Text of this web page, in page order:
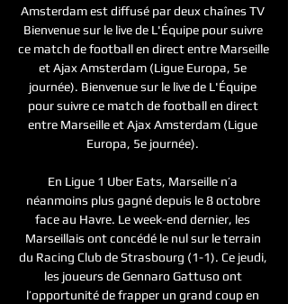
Amsterdam est diffusé par deux chaînes TV
Bienvenue sur le live de L'Équipe pour suivre
ce match de football en direct entre Marseille
et Ajax Amsterdam (Ligue Europa, 5e
journée). Bienvenue sur le live de L'Équipe
pour suivre ce match de football en direct
entre Marseille et Ajax Amsterdam (Ligue
Europa, 5e journée).
En Ligue 1 Uber Eats, Marseille n’a
néanmoins plus gagné depuis le 8 octobre
face au Havre. Le week-end dernier, les
Marseillais ont concédé le nul sur le terrain
du Racing Club de Strasbourg (1-1). Ce jeudi,
les joueurs de Gennaro Gattuso ont
l’opportunité de frapper un grand coup en